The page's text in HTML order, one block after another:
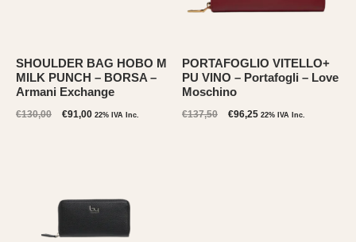
SHOULDER BAG HOBO M
MILK PUNCH – BORSA –
Armani Exchange
€130,00
Il
€91,00Il22% IVA Inc.
PORTAFOGLIO VITELLO+
PU VINO – Portafogli – Love
Moschino
€137,50
Il
€96,25Il22% IVA Inc.